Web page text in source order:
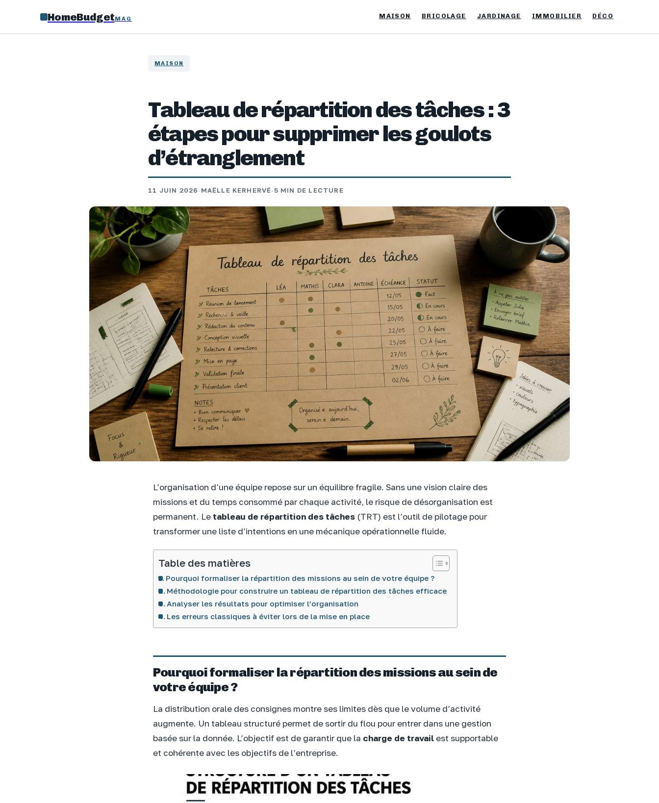
HomeBudgetMAG MAISON BRICOLAGE JARDINAGE IMMOBILIER DÉCO
MAISON
Tableau de répartition des tâches : 3
étapes pour supprimer les goulots
d’étranglement
11 JUIN 2026· MAËLLE KERHERVÉ· 5 MIN DE LECTURE
L’organisation d’une équipe repose sur un équilibre fragile. Sans une vision claire des
missions et du temps consommé par chaque activité, le risque de désorganisation est
permanent. Le tableau de répartition des tâches (TRT) est l’outil de pilotage pour
transformer une liste d’intentions en une mécanique opérationnelle fluide.
Table des matières
Pourquoi formaliser la répartition des missions au sein de votre équipe ?
Méthodologie pour construire un tableau de répartition des tâches efficace
Analyser les résultats pour optimiser l’organisation
Les erreurs classiques à éviter lors de la mise en place
Pourquoi formaliser la répartition des missions au sein de
votre équipe ?
La distribution orale des consignes montre ses limites dès que le volume d’activité
augmente. Un tableau structuré permet de sortir du flou pour entrer dans une gestion
basée sur la donnée. L’objectif est de garantir que la charge de travail est supportable
et cohérente avec les objectifs de l’entreprise.